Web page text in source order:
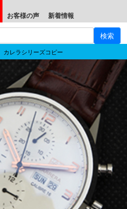
お客様の声 新着情報
カレラシリーズコピー